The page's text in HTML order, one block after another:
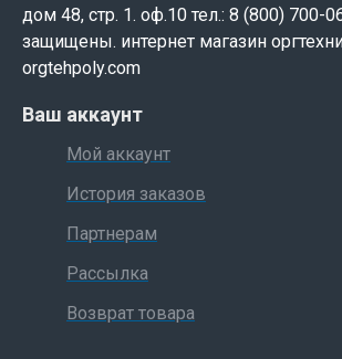
дом 48, стр. 1. оф.10 тел.: 8 (800) 700-
защищены. интернет магазин
orgtehpoly.com
Ваш аккаунт
Мой аккаунт
История заказов
Партнерам
Рассылка
Возврат товара